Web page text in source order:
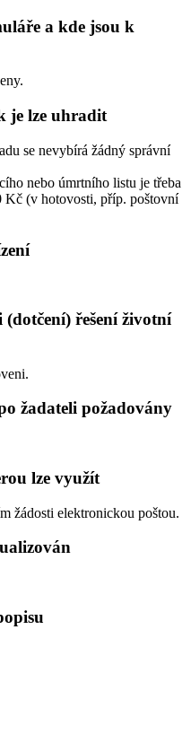
a kde jsou k
je lze uhradit
se nevybírá žádný správní
nebo úmrtního listu je třeba
Kč (v hotovosti, příp. poštovní
řešení životní
žadateli požadovány
lze využít
žádosti elektronickou poštou.